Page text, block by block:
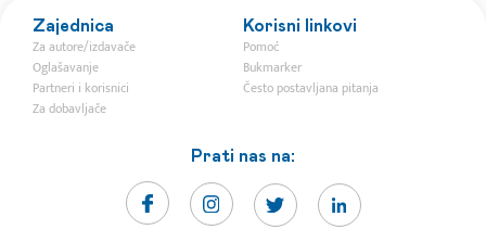
Zajednica
Za autore/izdavače
Oglašavanje
Partneri i korisnici
Za dobavljače
Korisni linkovi
Pomoć
Bukmarker
Često postavljana pitanja
Prati nas na: